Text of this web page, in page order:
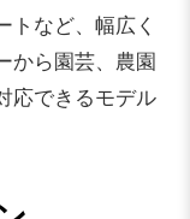
トなど、幅広く
から園芸、農園
応できるモデル